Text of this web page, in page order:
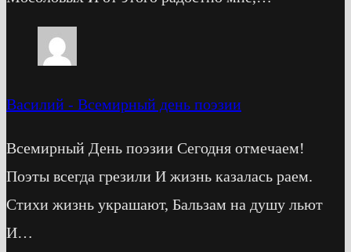
Василий - Всемирный день поэзии
Всемирный День поэзии Сегодня отмечаем!
Поэты всегда грезили И жизнь казалась раем.
Стихи жизнь украшают, Бальзам на душу льют
И…